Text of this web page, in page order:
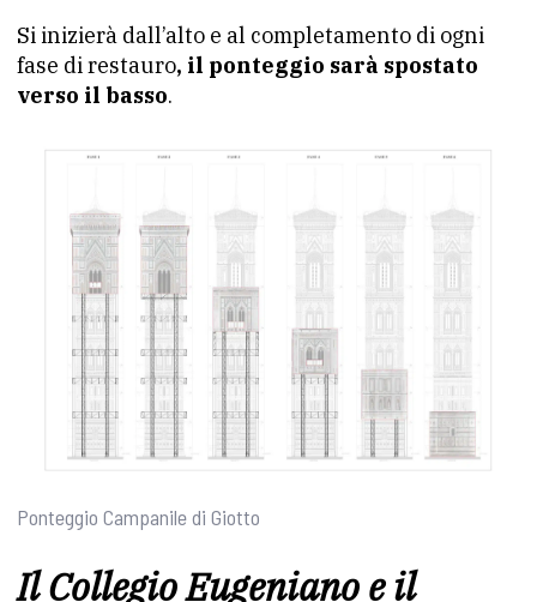
Si inizierà dall’alto e al completamento di ogni
fase di restauro, il ponteggio sarà spostato
verso il basso.
Ponteggio Campanile di Giotto
Il Collegio Eugeniano e il